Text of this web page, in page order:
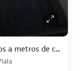
Venta de Semipiso de 2 Dormitorios a metros de calle 12